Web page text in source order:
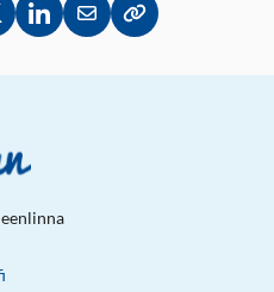
Twitterissä
Jaa LinkedInissä
Jaa sähköpostitse
Kopioi linkki